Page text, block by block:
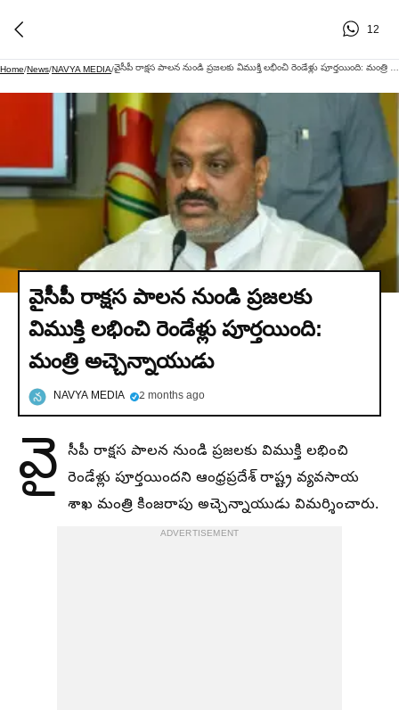
12
Home/News/NAVYA MEDIA/
వైసీపీ రాక్షస పాలన నుండి ప్రజలకు
విముక్తి లభించి రెండేళ్లు పూర్తయింది:
మంత్రి అచ్చెన్నాయుడు
NAVYA MEDIA 2 months ago
వై సీపీ రాక్షస పాలన నుండి ప్రజలకు విముక్తి లభించి
రెండేళ్లు పూర్తయిందని ఆంధ్రప్రదేశ్ రాష్ట్ర వ్యవసాయ
శాఖ మంత్రి కింజరాపు అచ్చెన్నాయుడు విమర్శించారు.
ADVERTISEMENT